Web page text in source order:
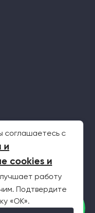
на сайте не является
соглашаетесь с
и
cookies и
работу
Подтвердите
«OK».